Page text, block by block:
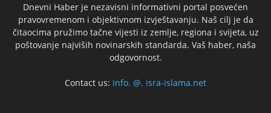
Dnevni Haber je nezavisni informativni portal posvećen
pravovremenom i objektivnom izvještavanju. Naš cilj je da
čitaocima pružimo tačne vijesti iz zemlje, regiona i svijeta, uz
poštovanje najviših novinarskih standarda. Vaš haber, naša
odgovornost.
Contact us: info. @. isra-islama.net